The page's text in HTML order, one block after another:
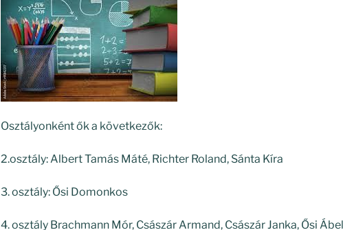
Osztályonként ők a következők:
2.osztály: Albert Tamás Máté, Richter Roland, Sánta Kíra
3.osztály: Ősi Domonkos
4. osztály Brachmann Mór, Császár Armand, Császár Janka, Ősi Ábel